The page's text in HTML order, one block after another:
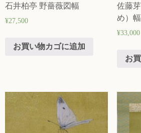
石井柏亭 野薔薇図幅
¥27,500
お買い物カゴに追加
佐藤
め）幅
¥33,000
お